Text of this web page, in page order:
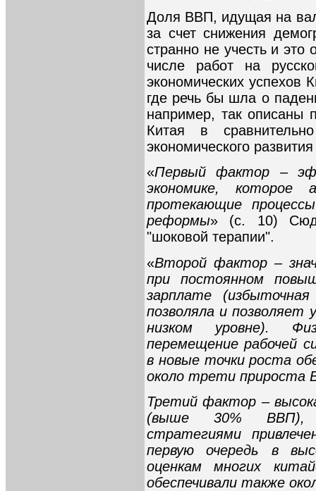
Доля ВВП, идущая на
за счет снижения
странно не учесть и
числе работ на
экономических успехов
где речь бы шла о
например, так описаны
Китая в
экономического
«Первый фактор –
экономике,
протекающие
реформы» (с. 10)
"шоковой терапии".
«Второй фактор –
при постоянном
зарплате
позволяла и
низком уровне).
перемещение рабочей
в новые точки роста
около трети прироста
Третий фактор –
(выше 30% ВВП),
стратегиями
первую очередь в
оценкам многих
обеспечивали также